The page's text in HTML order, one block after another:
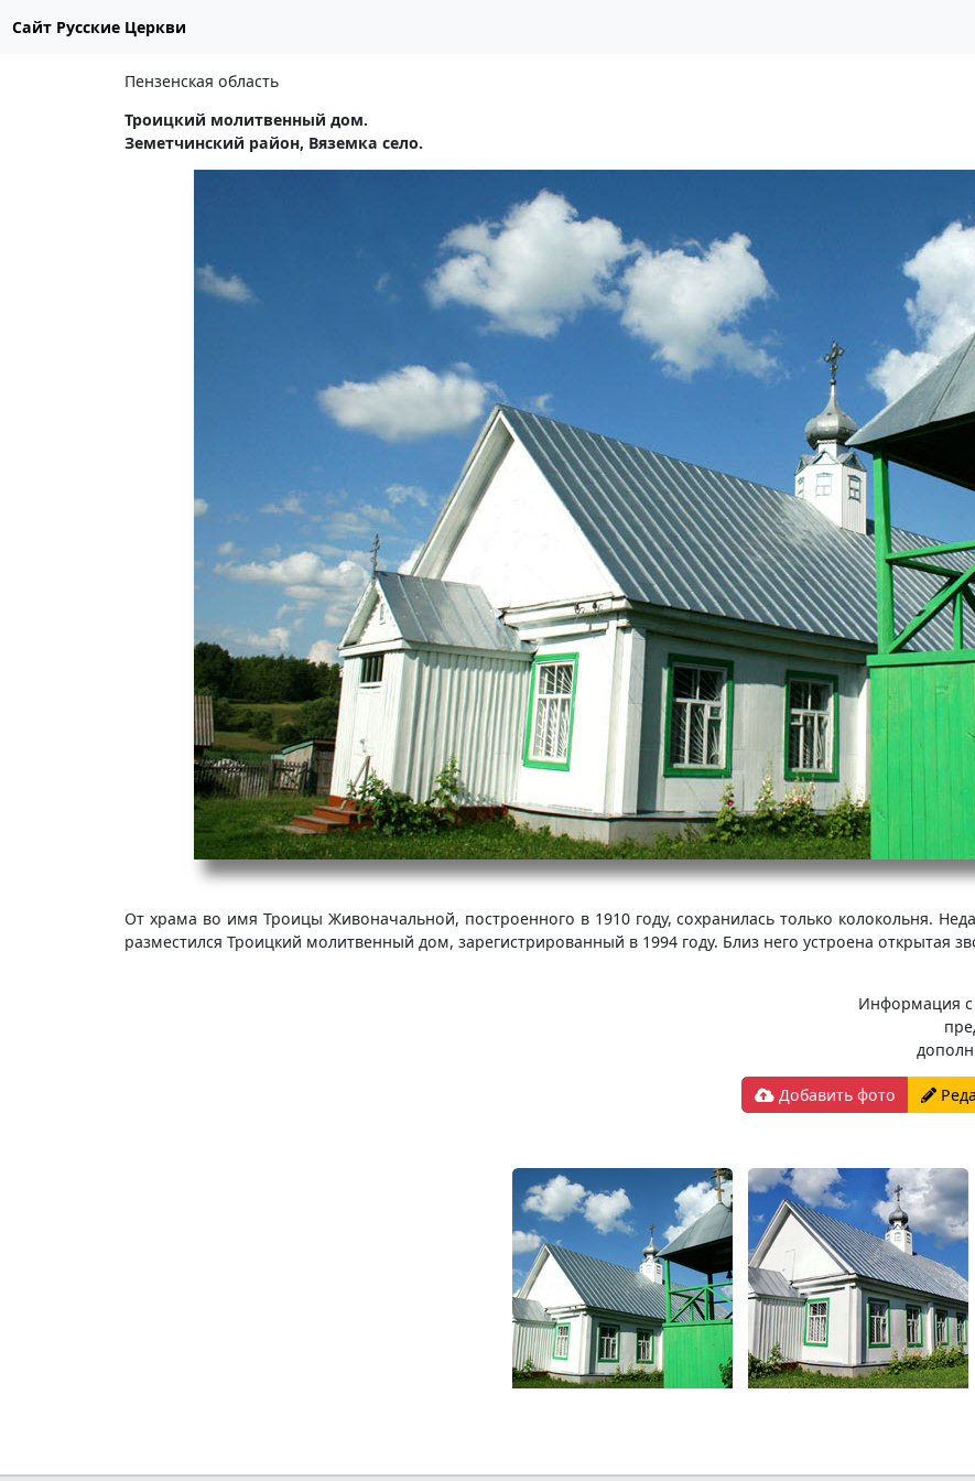
Сайт Русские Церкви
Пензенская область
Троицкий молитвенный дом.
Земетчинский район, Вяземка село.
От храма во имя Троицы Живоначальной, построенного в 1910 году, сохранилась только колокольня.
разместился Троицкий молитвенный дом, зарегистрированный в 1994 году. Близ него устроена открытая
Информация с
Добавить фото